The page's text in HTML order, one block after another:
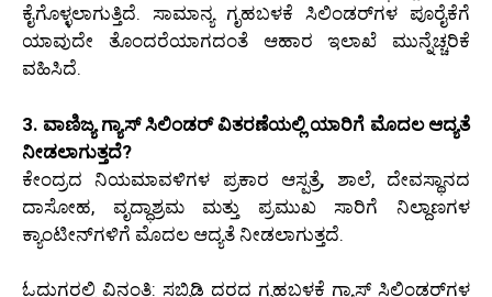
ಕೈಗೊಳ್ಳಲಾಗುತ್ತಿದೆ. ಸಾಮಾನ್ಯ ಗೃಹಬಳಕೆ ಸಿಲಿಂಡರ್‌ಗಳ ಪೂರೈಕೆಗೆ
ಯಾವುದೇ ತೊಂದರೆಯಾಗದಂತೆ ಆಹಾರ ಇಲಾಖೆ ಮುನ್ನೆಚ್ಚರಿಕೆ
ವಹಿಸಿದೆ.
3. ವಾಣಿಜ್ಯ ಗ್ಯಾಸ್ ಸಿಲಿಂಡರ್ ವಿತರಣೆಯಲ್ಲಿ ಯಾರಿಗೆ ಮೊದಲ ಆದ್ಯತೆ
ನೀಡಲಾಗುತ್ತದೆ?
ಕೇಂದ್ರದ ನಿಯಮಾವಳಿಗಳ ಪ್ರಕಾರ ಆಸ್ಪತ್ರೆ, ಶಾಲೆ, ದೇವಸ್ಥಾನದ
ದಾಸೋಹ, ವೃದ್ಧಾಶ್ರಮ ಮತ್ತು ಪ್ರಮುಖ ಸಾರಿಗೆ ನಿಲ್ದಾಣಗಳ
ಕ್ಯಾಂಟೀನ್‌ಗಳಿಗೆ ಮೊದಲ ಆದ್ಯತೆ ನೀಡಲಾಗುತ್ತದೆ.
ಓದುಗರಲ್ಲಿ ವಿನಂತಿ: ಸಬ್ಸಿಡಿ ದರದ ಗೃಹಬಳಕೆ ಗ್ಯಾಸ್ ಸಿಲಿಂಡರ್‌ಗಳ